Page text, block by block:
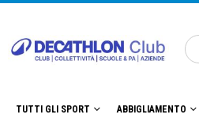
TUTTI GLI SPORT ABBIGLIAMENTO